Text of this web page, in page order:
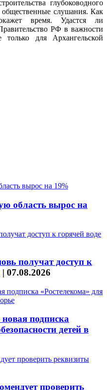
глубоководного
слушания. Как
время. Удастся ли
РФ в важности
только для Архангельской
область вырос на
получат доступ к
| 07.08.2026
подписка
детей в
проверить